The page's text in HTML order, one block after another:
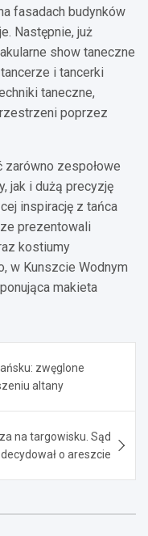
fasadach budynków
Następnie, już
show taneczne
i tancerki
taneczne,
poprzez
zarówno zespołowe
jak i dużą precyzję
inspirację z tańca
prezentowali
kostiumy
w Kunszcie Wodnym
makieta
zwęglone
altany
na targowisku. Sąd
o areszcie